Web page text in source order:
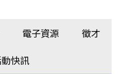
電子資源 徵才
快訊